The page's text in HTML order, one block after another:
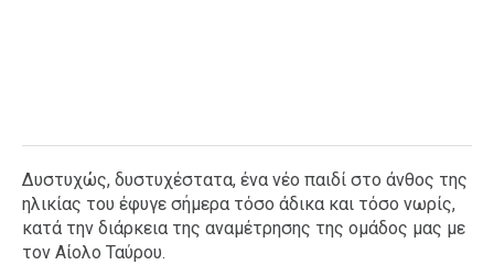
Δυστυχώς, δυστυχέστατα, ένα νέο παιδί στο άνθος της
ηλικίας του έφυγε σήμερα τόσο άδικα και τόσο νωρίς,
κατά την διάρκεια της αναμέτρησης της ομάδος μας με
τον Αίολο Ταύρου.